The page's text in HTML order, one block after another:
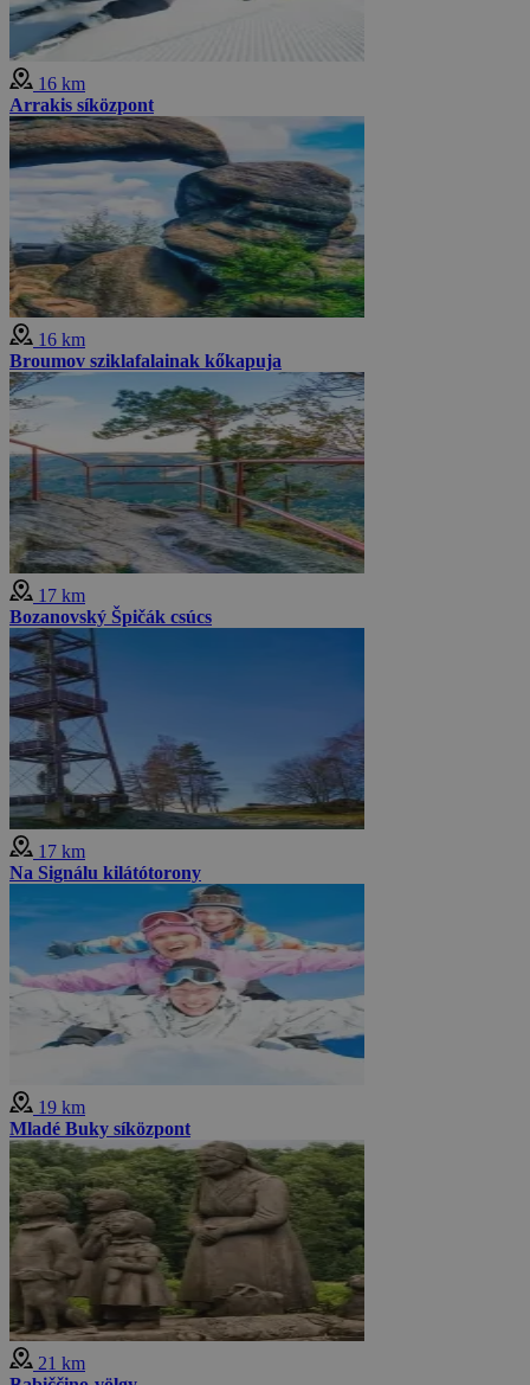
16 km
Arrakis síközpont
16 km
Broumov sziklafalainak kőkapuja
17 km
Bozanovský Špičák csúcs
17 km
Na Signálu kilátótorony
19 km
Mladé Buky síközpont
21 km